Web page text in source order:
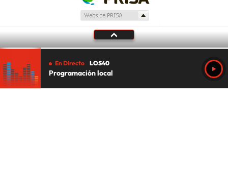
En Directo LOS40
Programación local